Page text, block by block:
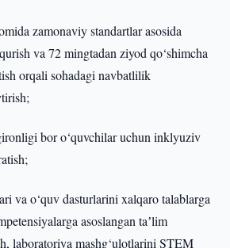
zamonaviy standartlar asosida
va 72 mingtadan ziyod qo‘shimcha
orqali sohadagi navbatlilik
bor o‘quvchilar uchun inklyuziv
va o‘quv dasturlarini xalqaro talablarga
asoslangan taʼlim
laboratoriya mashg‘ulotlarini STEM